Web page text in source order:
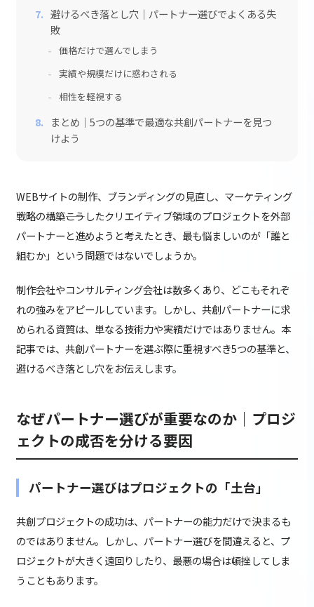
避けるべき落とし穴｜パートナー選びでよくある失
敗
価格だけで選んでしまう
実績や規模だけに惑わされる
相性を軽視する
まとめ｜5つの基準で最適な共創パートナーを見つ
けよう
WEBサイトの制作、ブランディングの見直し、マーケティング
戦略の構築――こうしたクリエイティブ領域のプロジェクトを外部
パートナーと進めようと考えたとき、最も悩ましいのが「誰と
組むか」という問題ではないでしょうか。
制作会社やコンサルティング会社は数多くあり、どこもそれぞ
れの強みをアピールしています。しかし、共創パートナーに求
められる資質は、単なる技術力や実績だけではありません。本
記事では、共創パートナーを選ぶ際に重視すべき5つの基準と、
避けるべき落とし穴をお伝えします。
なぜパートナー選びが重要なのか｜プロジ
ェクトの成否を分ける要因
パートナー選びはプロジェクトの「土台」
共創プロジェクトの成功は、パートナーの能力だけで決まるも
のではありません。しかし、パートナー選びを間違えると、プ
ロジェクトが大きく遠回りしたり、最悪の場合は頓挫してしま
うこともあります。